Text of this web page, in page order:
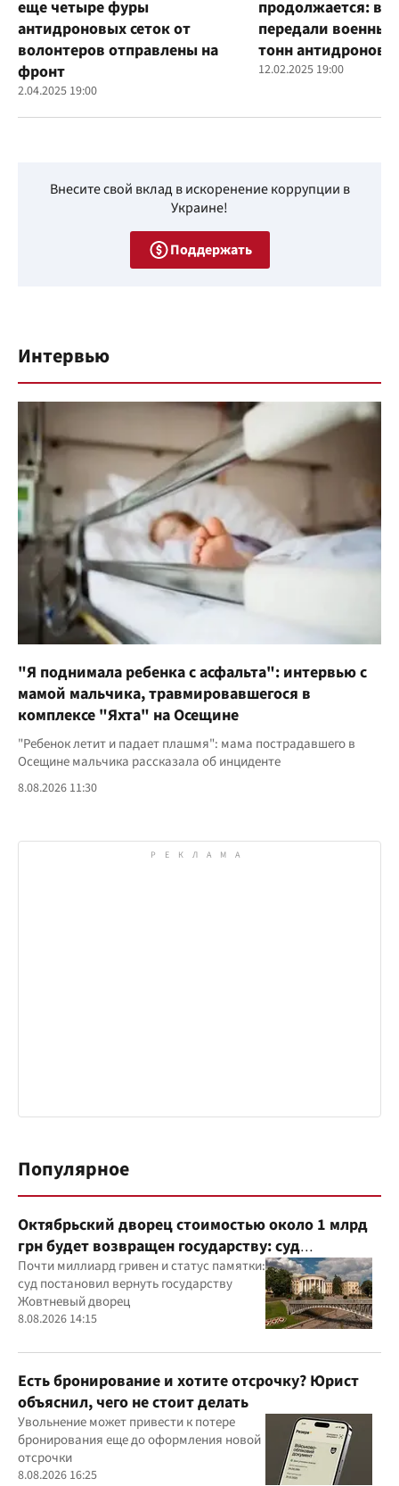
еще четыре фуры
антидроновых сеток от
волонтеров отправлены на
фронт
2.04.2025 19:00
продолжается:
передали
тонн
12.02.2025 19:00
Внесите свой вклад в искоренение коррупции в
Украине!
Поддержать
Интервью
"Я поднимала ребенка с асфальта": интервью с
мамой мальчика, травмировавшегося в
комплексе "Яхта" на Осещине
"Ребенок летит и падает плашмя": мама пострадавшего в
Осещине мальчика рассказала об инциденте
8.08.2026 11:30
Популярное
Октябрьский дворец стоимостью около 1 млрд
грн будет возвращен государству: суд
удовлетворил иск прокуратуры
Почти миллиард гривен и статус памятки:
суд постановил вернуть государству
Жовтневый дворец
8.08.2026 14:15
Есть бронирование и хотите отсрочку? Юрист
объяснил, чего не стоит делать
Увольнение может привести к потере
бронирования еще до оформления новой
отсрочки
8.08.2026 16:25